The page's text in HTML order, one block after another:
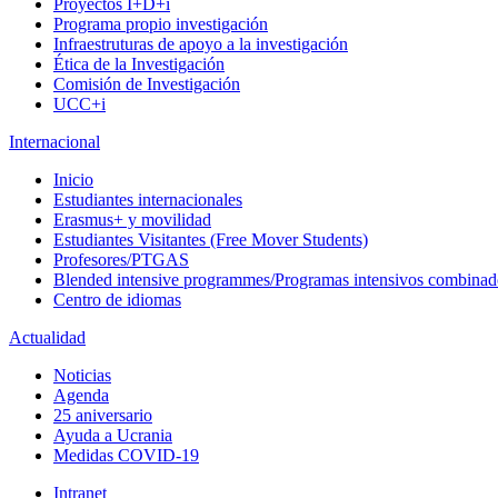
Proyectos I+D+i
Programa propio investigación
Infraestruturas de apoyo a la investigación
Ética de la Investigación
Comisión de Investigación
UCC+i
Internacional
Inicio
Estudiantes internacionales
Erasmus+ y movilidad
Estudiantes Visitantes (Free Mover Students)
Profesores/PTGAS
Blended intensive programmes/Programas intensivos
Centro de idiomas
Actualidad
Noticias
Agenda
25 aniversario
Ayuda a Ucrania
Medidas COVID-19
Intranet